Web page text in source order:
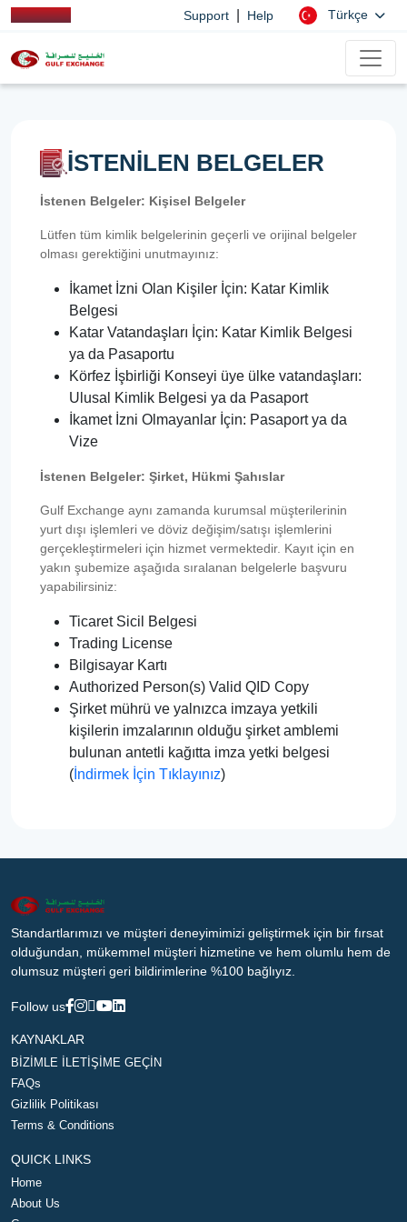
Support Help Türkçe
İSTENİLEN BELGELER
İstenen Belgeler: Kişisel Belgeler
Lütfen tüm kimlik belgelerinin geçerli ve orijinal belgeler
olması gerektiğini unutmayınız:
İkamet İzni Olan Kişiler İçin: Katar Kimlik
Belgesi
Katar Vatandaşları İçin: Katar Kimlik Belgesi
ya da Pasaportu
Körfez İşbirliği Konseyi üye ülke vatandaşları:
Ulusal Kimlik Belgesi ya da Pasaport
İkamet İzni Olmayanlar İçin: Pasaport ya da
Vize
İstenen Belgeler: Şirket, Hükmi Şahıslar
Gulf Exchange aynı zamanda kurumsal müşterilerinin
yurt dışı işlemleri ve döviz değişim/satışı işlemlerini
gerçekleştirmeleri için hizmet vermektedir. Kayıt için en
yakın şubemize aşağıda sıralanan belgelerle başvuru
yapabilirsiniz:
Ticaret Sicil Belgesi
Trading License
Bilgisayar Kartı
Authorized Person(s) Valid QID Copy
Şirket mührü ve yalnızca imzaya yetkili
kişilerin imzalarının olduğu şirket amblemi
bulunan antetli kağıtta imza yetki belgesi
( İndirmek İçin Tıklayınız)
Standartlarımızı ve müşteri deneyimimizi geliştirmek için bir fırsat
olduğundan, mükemmel müşteri hizmetine ve hem olumlu hem de
olumsuz müşteri geri bildirimlerine %100 bağlıyız.
Follow us
KAYNAKLAR
BİZİMLE İLETİŞİME GEÇİN
FAQs
Gizlilik Politikası
Terms & Conditions
QUICK LINKS
Home
About Us